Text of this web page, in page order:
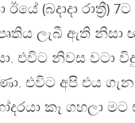
ඊයේ (බදාදා
ලැබී ඇති
එවිට නිවස වටා
එවිට අපි එය
කෑ ගහලා